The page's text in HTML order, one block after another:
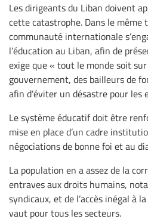
Les dirigeants du Liban doivent
cette catastrophe. Dans le même
communauté internationale
l’éducation au Liban, afin de
exige que « tout le monde soit
gouvernement, des bailleurs de
afin d’éviter un désastre pour les
Le système éducatif doit être
mise en place d’un cadre
négociations de bonne foi et au
La population en a assez de la
entraves aux droits humains,
syndicaux, et de l’accès inégal à
vaut pour tous les secteurs.